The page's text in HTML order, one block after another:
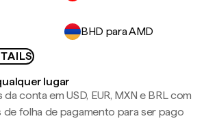
BHD para AMD
lugar
conta em USD, EUR, MXN e BRL com
de folha de pagamento para ser pago